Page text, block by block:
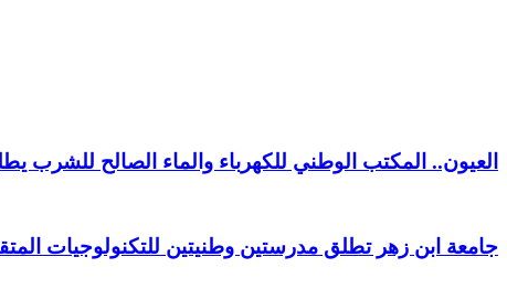
العيون.. المكتب الوطني للكهرباء والماء الصالح للشرب
جامعة ابن زهر تطلق مدرستين وطنيتين للتكنولوجيات